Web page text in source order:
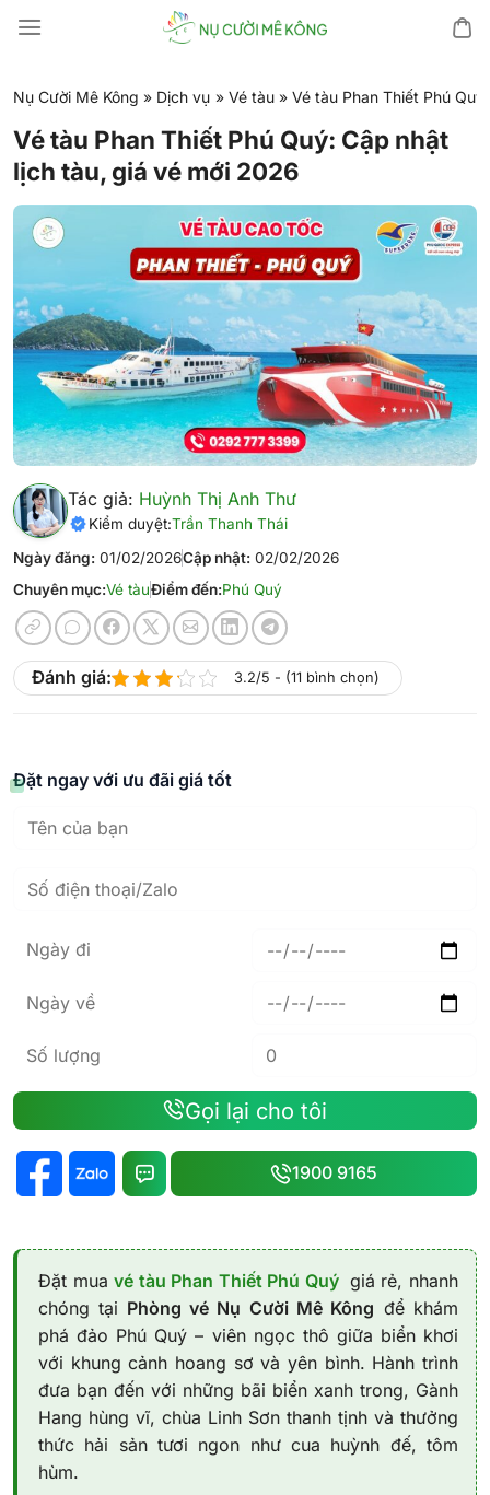
đến
dung
Nụ Cười Mê Kông » Dịch vụ » Vé tàu » Vé tàu Phan Thiết Phú
Vé tàu Phan Thiết Phú Quý: Cập nhật
lịch tàu, giá vé mới 2026
Tác giả: Huỳnh Thị Anh Thư
Kiểm duyệt:Trần Thanh Thái
Ngày đăng: 01/02/2026Cập nhật: 02/02/2026
Chuyên mục:Vé tàuĐiểm đến:Phú Quý
Đánh giá: 3.2/5 - (11 bình chọn)
Đặt ngay với ưu đãi giá tốt
Ngày đi
Ngày về
Số lượng
Gọi lại cho tôi
1900 9165
Đặt muavé tàu Phan Thiết Phú Quý giá rẻ, nhanh
chóng tại Phòng vé Nụ Cười Mê Kông để khám
phá đảo Phú Quý – viên ngọc thô giữa biển khơi
với khung cảnh hoang sơ và yên bình. Hành trình
đưa bạn đến với những bãi biển xanh trong, Gành
Hang hùng vĩ, chùa Linh Sơn thanh tịnh và thưởng
thức hải sản tươi ngon như cua huỳnh đế, tôm
hùm.